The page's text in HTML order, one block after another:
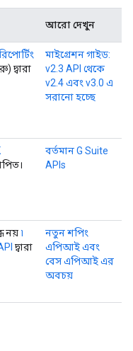
আরো দেখুন
দ্বারা
মাইগ্রেশন গাইড:
v2.3 API থেকে
v2.4 এবং v3.0 এ
সরানো হচ্ছে
বর্তমান G Suite
APIs
নয়৷
দ্বারা
নতুন শপিং
এপিআই এবং
বেস এপিআই এর
অবচয়